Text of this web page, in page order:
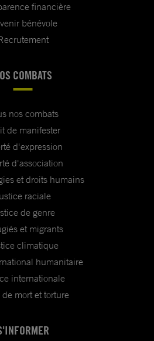
financière
bénévole
COMBATS
nos combats
de manifester
d'expression
d'association
et droits humains
raciale
de genre
et migrants
climatique
humanitaire
internationale
mort et torture